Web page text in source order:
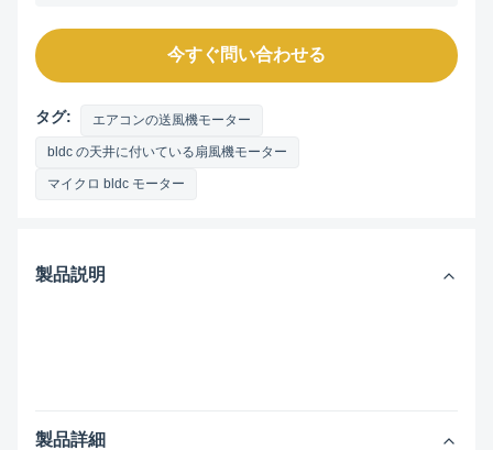
今すぐ問い合わせる
タグ: エアコンの送風機モーター
bldc の天井に付いている扇風機モーター
マイクロ bldc モーター
製品説明
製品詳細